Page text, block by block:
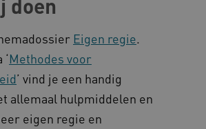
doen
Eigen regie.
Methodes voor
’ vind je een handig
allemaal hulpmiddelen en
eigen regie en
.youtube.com